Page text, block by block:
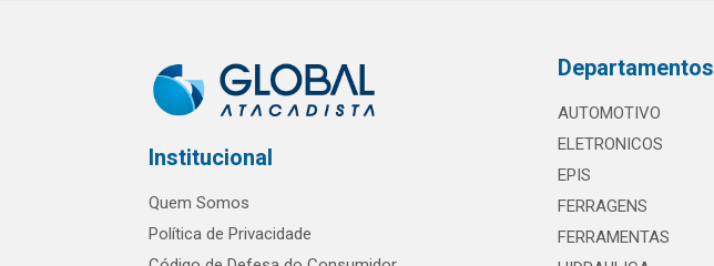
Institucional
Quem Somos
Política de Privacidade
Departamentos
AUTOMOTIVO
ELETRONICOS
EPIS
FERRAGENS
FERRAMENTAS